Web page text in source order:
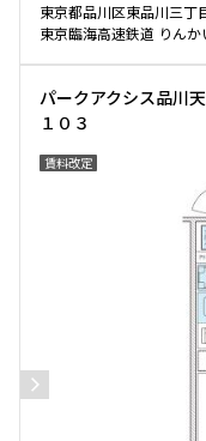
より詳細な絞り込み
建物施設やお部屋の設
できます
検
お
東京都品川区東品川三丁
東京臨海高速鉄道 りん
パークアクシス品川
１０３
賃料改定